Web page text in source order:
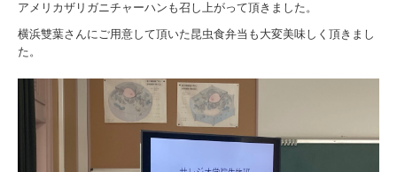
アメリカザリガニチャーハンも召し上がって頂きました。
横浜雙葉さんにご用意して頂いた昆虫食弁当も大変美味しく頂きまし
た。